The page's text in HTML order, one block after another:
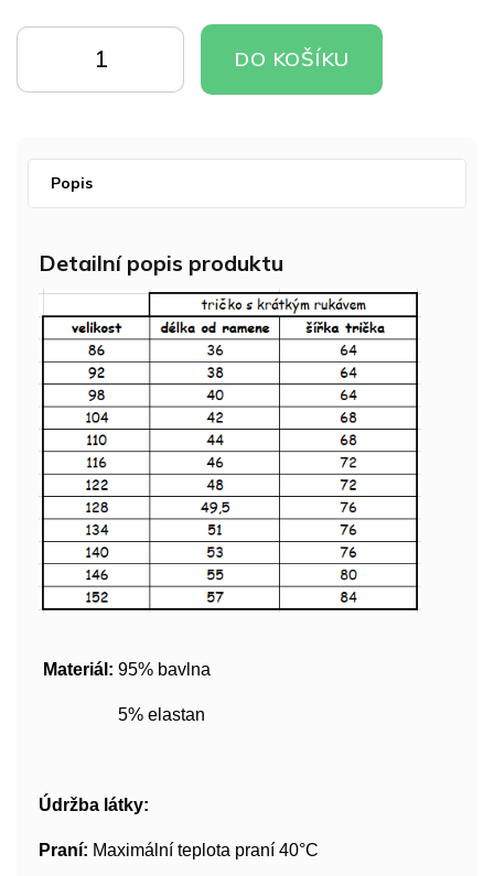
cena:
KOŠÍKU
KOŠÍKU
DO KOŠÍKU
Popis
Detailní popis produktu
Materiál: 95% bavlna
5% elastan
Údržba látky:
Praní: Maximální teplota praní 40°C